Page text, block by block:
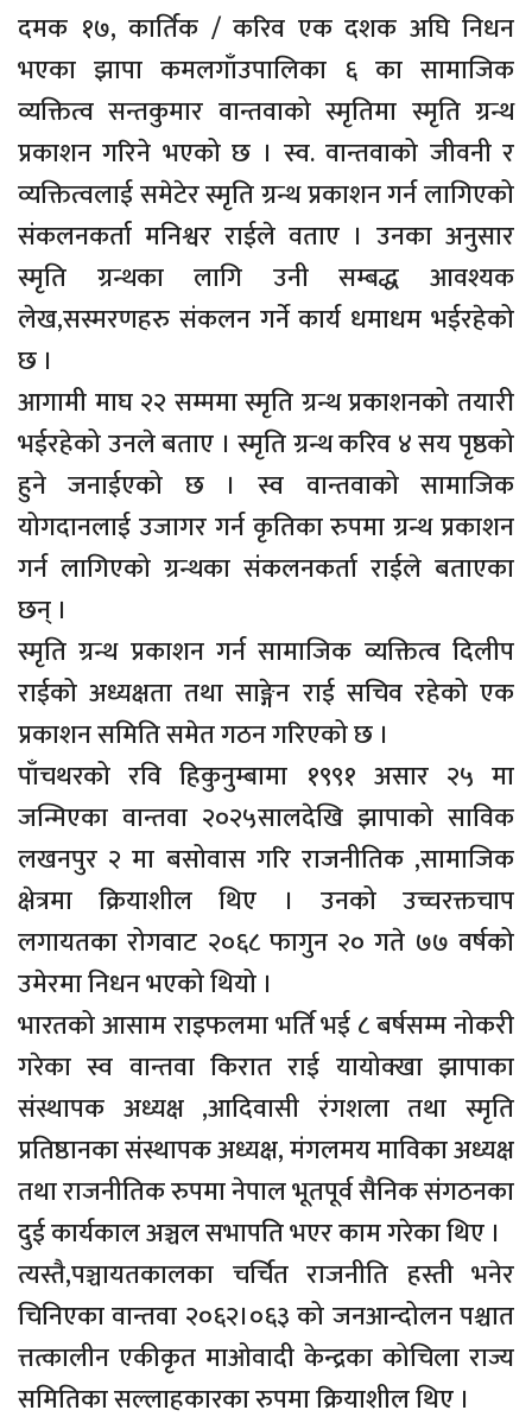
दमक १७, कार्तिक / करिव एक दशक अघि निधन
भएका झापा कमलगाँउपालिका ६ का सामाजिक
व्यक्तित्व सन्तकुमार वान्तवाको स्मृतिमा स्मृति ग्रन्थ
प्रकाशन गरिने भएको छ । स्व. वान्तवाको जीवनी र
व्यक्तित्वलाई समेटेर स्मृति ग्रन्थ प्रकाशन गर्न लागिएको
संकलनकर्ता मनिश्वर राईले वताए । उनका अनुसार
स्मृति ग्रन्थका लागि उनी सम्बद्ध आवश्यक
लेख,सस्मरणहरु संकलन गर्ने कार्य धमाधम भईरहेको
छ ।
आगामी माघ २२ सम्ममा स्मृति ग्रन्थ प्रकाशनको तयारी
भईरहेको उनले बताए । स्मृति ग्रन्थ करिव ४ सय पृष्ठको
हुने जनाईएको छ । स्व वान्तवाको सामाजिक
योगदानलाई उजागर गर्न कृतिका रुपमा ग्रन्थ प्रकाशन
गर्न लागिएको ग्रन्थका संकलनकर्ता राईले बताएका
छन् ।
स्मृति ग्रन्थ प्रकाशन गर्न सामाजिक व्यक्तित्व दिलीप
राईको अध्यक्षता तथा साङ्गेन राई सचिव रहेको एक
प्रकाशन समिति समेत गठन गरिएको छ ।
पाँचथरको रवि हिकुनुम्बामा १९९१ असार २५ मा
जन्मिएका वान्तवा २०२५सालदेखि झापाको साविक
लखनपुर २ मा बसोवास गरि राजनीतिक ,सामाजिक
क्षेत्रमा क्रियाशील थिए । उनको उच्चरक्तचाप
लगायतका रोगवाट २०६८ फागुन २० गते ७७ वर्षको
उमेरमा निधन भएको थियो ।
भारतको आसाम राइफलमा भर्ति भई ८ बर्षसम्म नोकरी
गरेका स्व वान्तवा किरात राई यायोक्खा झापाका
संस्थापक अध्यक्ष ,आदिवासी रंगशला तथा स्मृति
प्रतिष्ठानका संस्थापक अध्यक्ष, मंगलमय माविका अध्यक्ष
तथा राजनीतिक रुपमा नेपाल भूतपूर्व सैनिक संगठनका
दुई कार्यकाल अञ्चल सभापति भएर काम गरेका थिए ।
त्यस्तै,पञ्चायतकालका चर्चित राजनीति हस्ती भनेर
चिनिएका वान्तवा २०६२।०६३ को जनआन्दोलन पश्चात
त्तत्कालीन एकीकृत माओवादी केन्द्रका कोचिला राज्य
समितिका सल्लाहकारका रुपमा क्रियाशील थिए ।